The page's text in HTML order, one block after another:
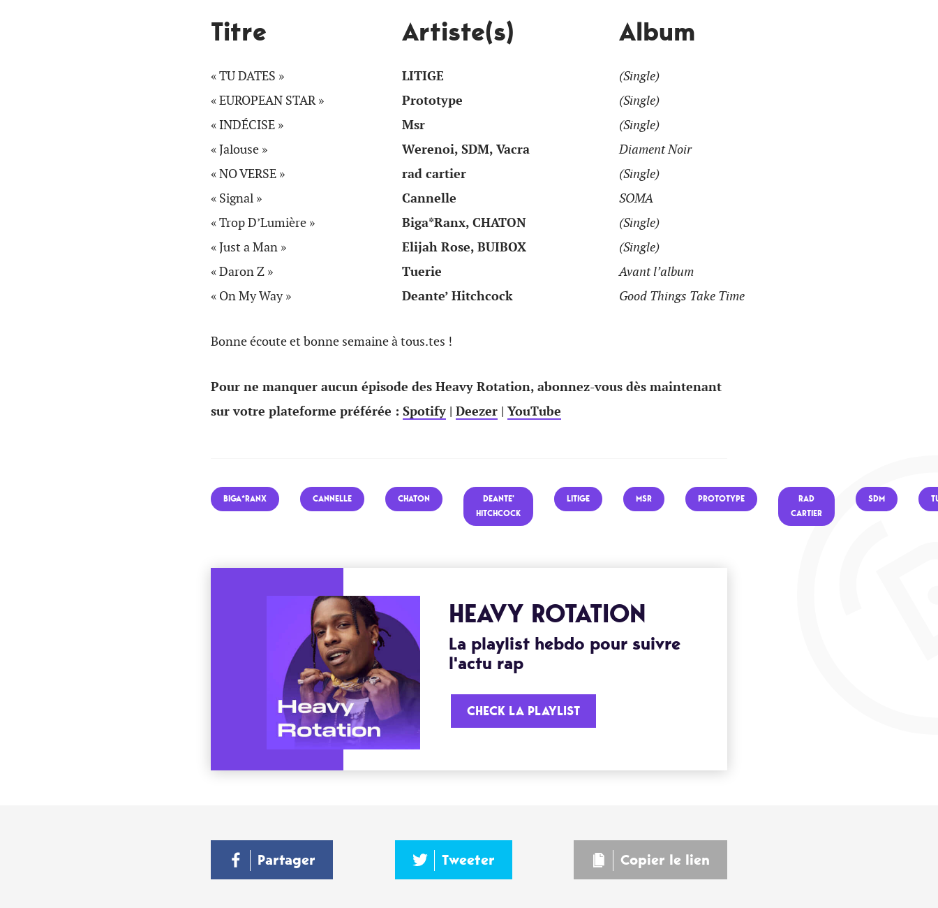
Titre Artiste(s) Album
« TU DATES » LITIGE
(Single)
« EUROPEAN STAR »
Prototype
(Single)
« INDÉCISE »
Msr
(Single)
« Jalouse »
Werenoi, SDM, Vacra
Diament Noir
« NO VERSE »
rad cartier
(Single)
« Signal »
Cannelle
SOMA
« Trop D’Lumière »
Biga*Ranx, CHATON
(Single)
« Just a Man »
Elijah Rose, BUIBOX
(Single)
« Daron Z »
Tuerie
Avant l’album
« On My Way »
Deante’ Hitchcock Good Things Take Time
Bonne écoute et bonne semaine à tous.tes !
Pour ne manquer aucun épisode des Heavy Rotation, abonnez-vous dès maintenant
sur votre plateforme préférée : Spotify | Deezer | YouTube
BIGA*RANX CANNELLE CHATON
DEANTE'
HITCHCOCK
LITIGE MSR PROTOTYPE
RAD
CARTIER
SDM
HEAVY ROTATION
La playlist hebdo pour suivre
l'actu rap
CHECK LA PLAYLIST
Partager Tweeter Copier le lien